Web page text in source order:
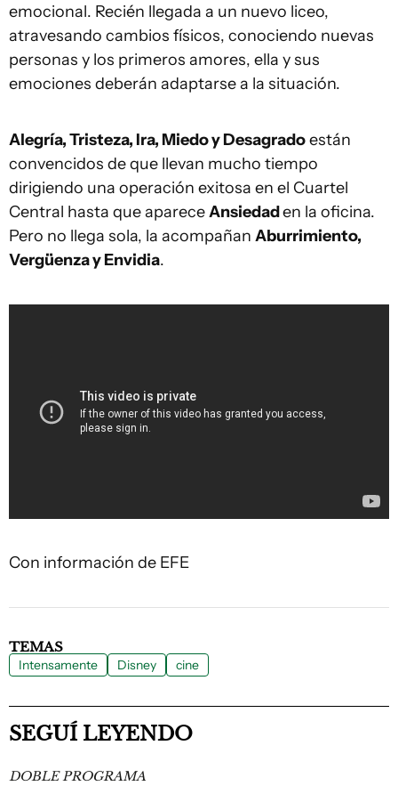
emocional. Recién llegada a un nuevo liceo,
atravesando cambios físicos, conociendo nuevas
personas y los primeros amores, ella y sus
emociones deberán adaptarse a la situación.
Alegría, Tristeza, Ira, Miedo y Desagradoestán
convencidos de que llevan mucho tiempo
dirigiendo una operación exitosa en el Cuartel
Central hasta que apareceAnsiedaden la oficina.
Pero no llega sola, la acompañan Aburrimiento,
Vergüenza y Envidia.
Con información de EFE
TEMAS
Intensamente Disney cine
SEGUÍ LEYENDO
DOBLE PROGRAMA